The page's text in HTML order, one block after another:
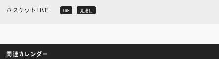
バスケットLIVE LIVE 見逃し
関連カレンダー